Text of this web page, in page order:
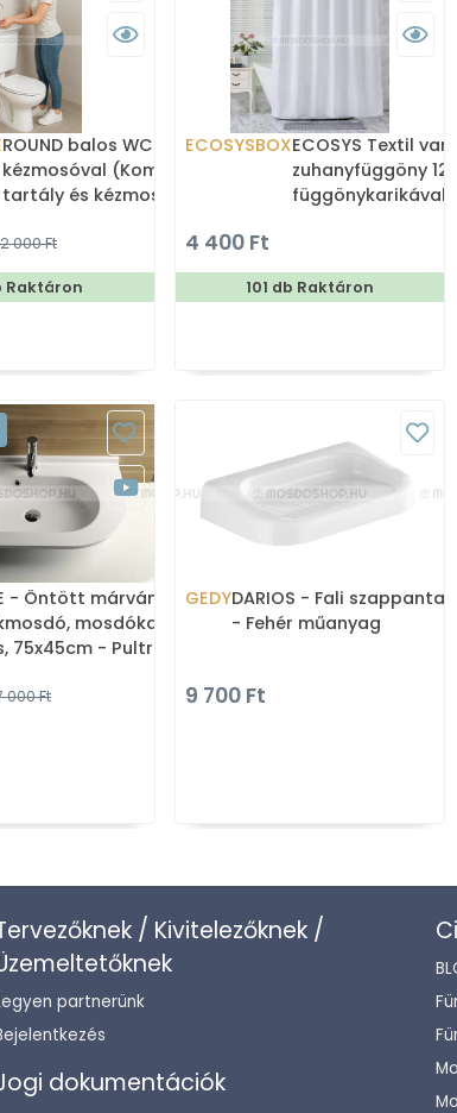
ROUND balos WC tartály
kézmosóval (Kombi WC
tartály és kézmosó)
000 Ft
Raktáron
ECOSYSBOXECOSYS Textil
zuhanyfüggöny
függönykarikával
Zuhanyfüggöny
4 400 Ft
101 db Raktáron
- Öntött márvány
mosdókagyló,
75x45cm - Pultra,
000 Ft
GEDYDARIOS - Fali
- Fehér műanyag
9 700 Ft
/ Kivitelezőknek /
partnerünk
dokumentációk